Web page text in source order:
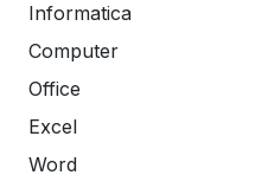
Informatica
Computer
Office
Excel
Word